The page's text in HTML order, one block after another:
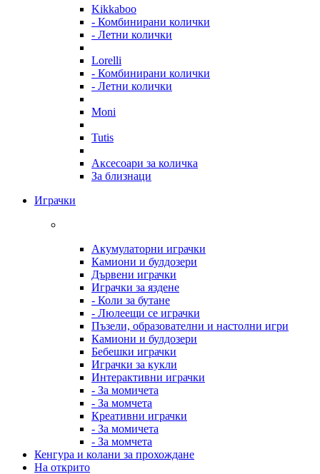
Kikkaboo
- Комбинирани колички
- Летни колички
Lorelli
- Комбинирани колички
- Летни колички
Moni
Tutis
Аксесоари за количка
За близнаци
Играчки
Акумулаторни играчки
Камиони и булдозери
Дървени играчки
Играчки за яздене
- Коли за бутане
- Люлеещи се играчки
Пъзели, образователни и настолни игри
Камиони и булдозери
Бебешки играчки
Играчки за кукли
Интерактивни играчки
- За момичета
- За момчета
Креативни играчки
- За момичета
- За момчета
Кенгура и колани за прохождане
На открито